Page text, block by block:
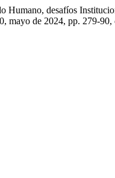
Humano, desafíos
mayo de 2024, pp. 279-